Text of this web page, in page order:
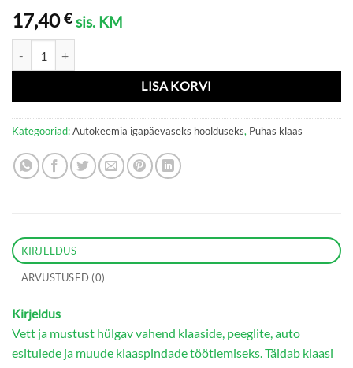
17,40€ sis. KM
LISA KORVI
Kategooriad:Autokeemia igapäevaseks hoolduseks, Puhas klaas
KIRJELDUS
ARVUSTUSED (0)
Kirjeldus
Vett ja mustust hülgav vahend klaaside, peeglite, auto
esitulede ja muude klaaspindade töötlemiseks. Täidab klaasi